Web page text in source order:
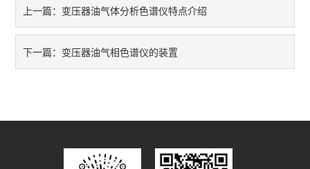
上一篇： 变压器油气体分析色谱仪特点介绍
下一篇： 变压器油气相色谱仪的装置